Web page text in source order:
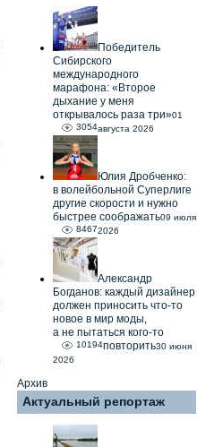
Победитель
Сибирского
международного
марафона: «Второе
дыхание у меня
открывалось раза три»
3054
01
августа 2026
Юлия Дробченко:
в волейбольной Суперлиге
другие скорости и нужно
быстрее соображать
8467
09 июля
2026
Александр
Богданов: каждый дизайнер
должен приносить что-то
новое в мир моды,
а не пытаться кого-то
повторить
10194
30 июня
2026
Архив
Актуальный репортаж